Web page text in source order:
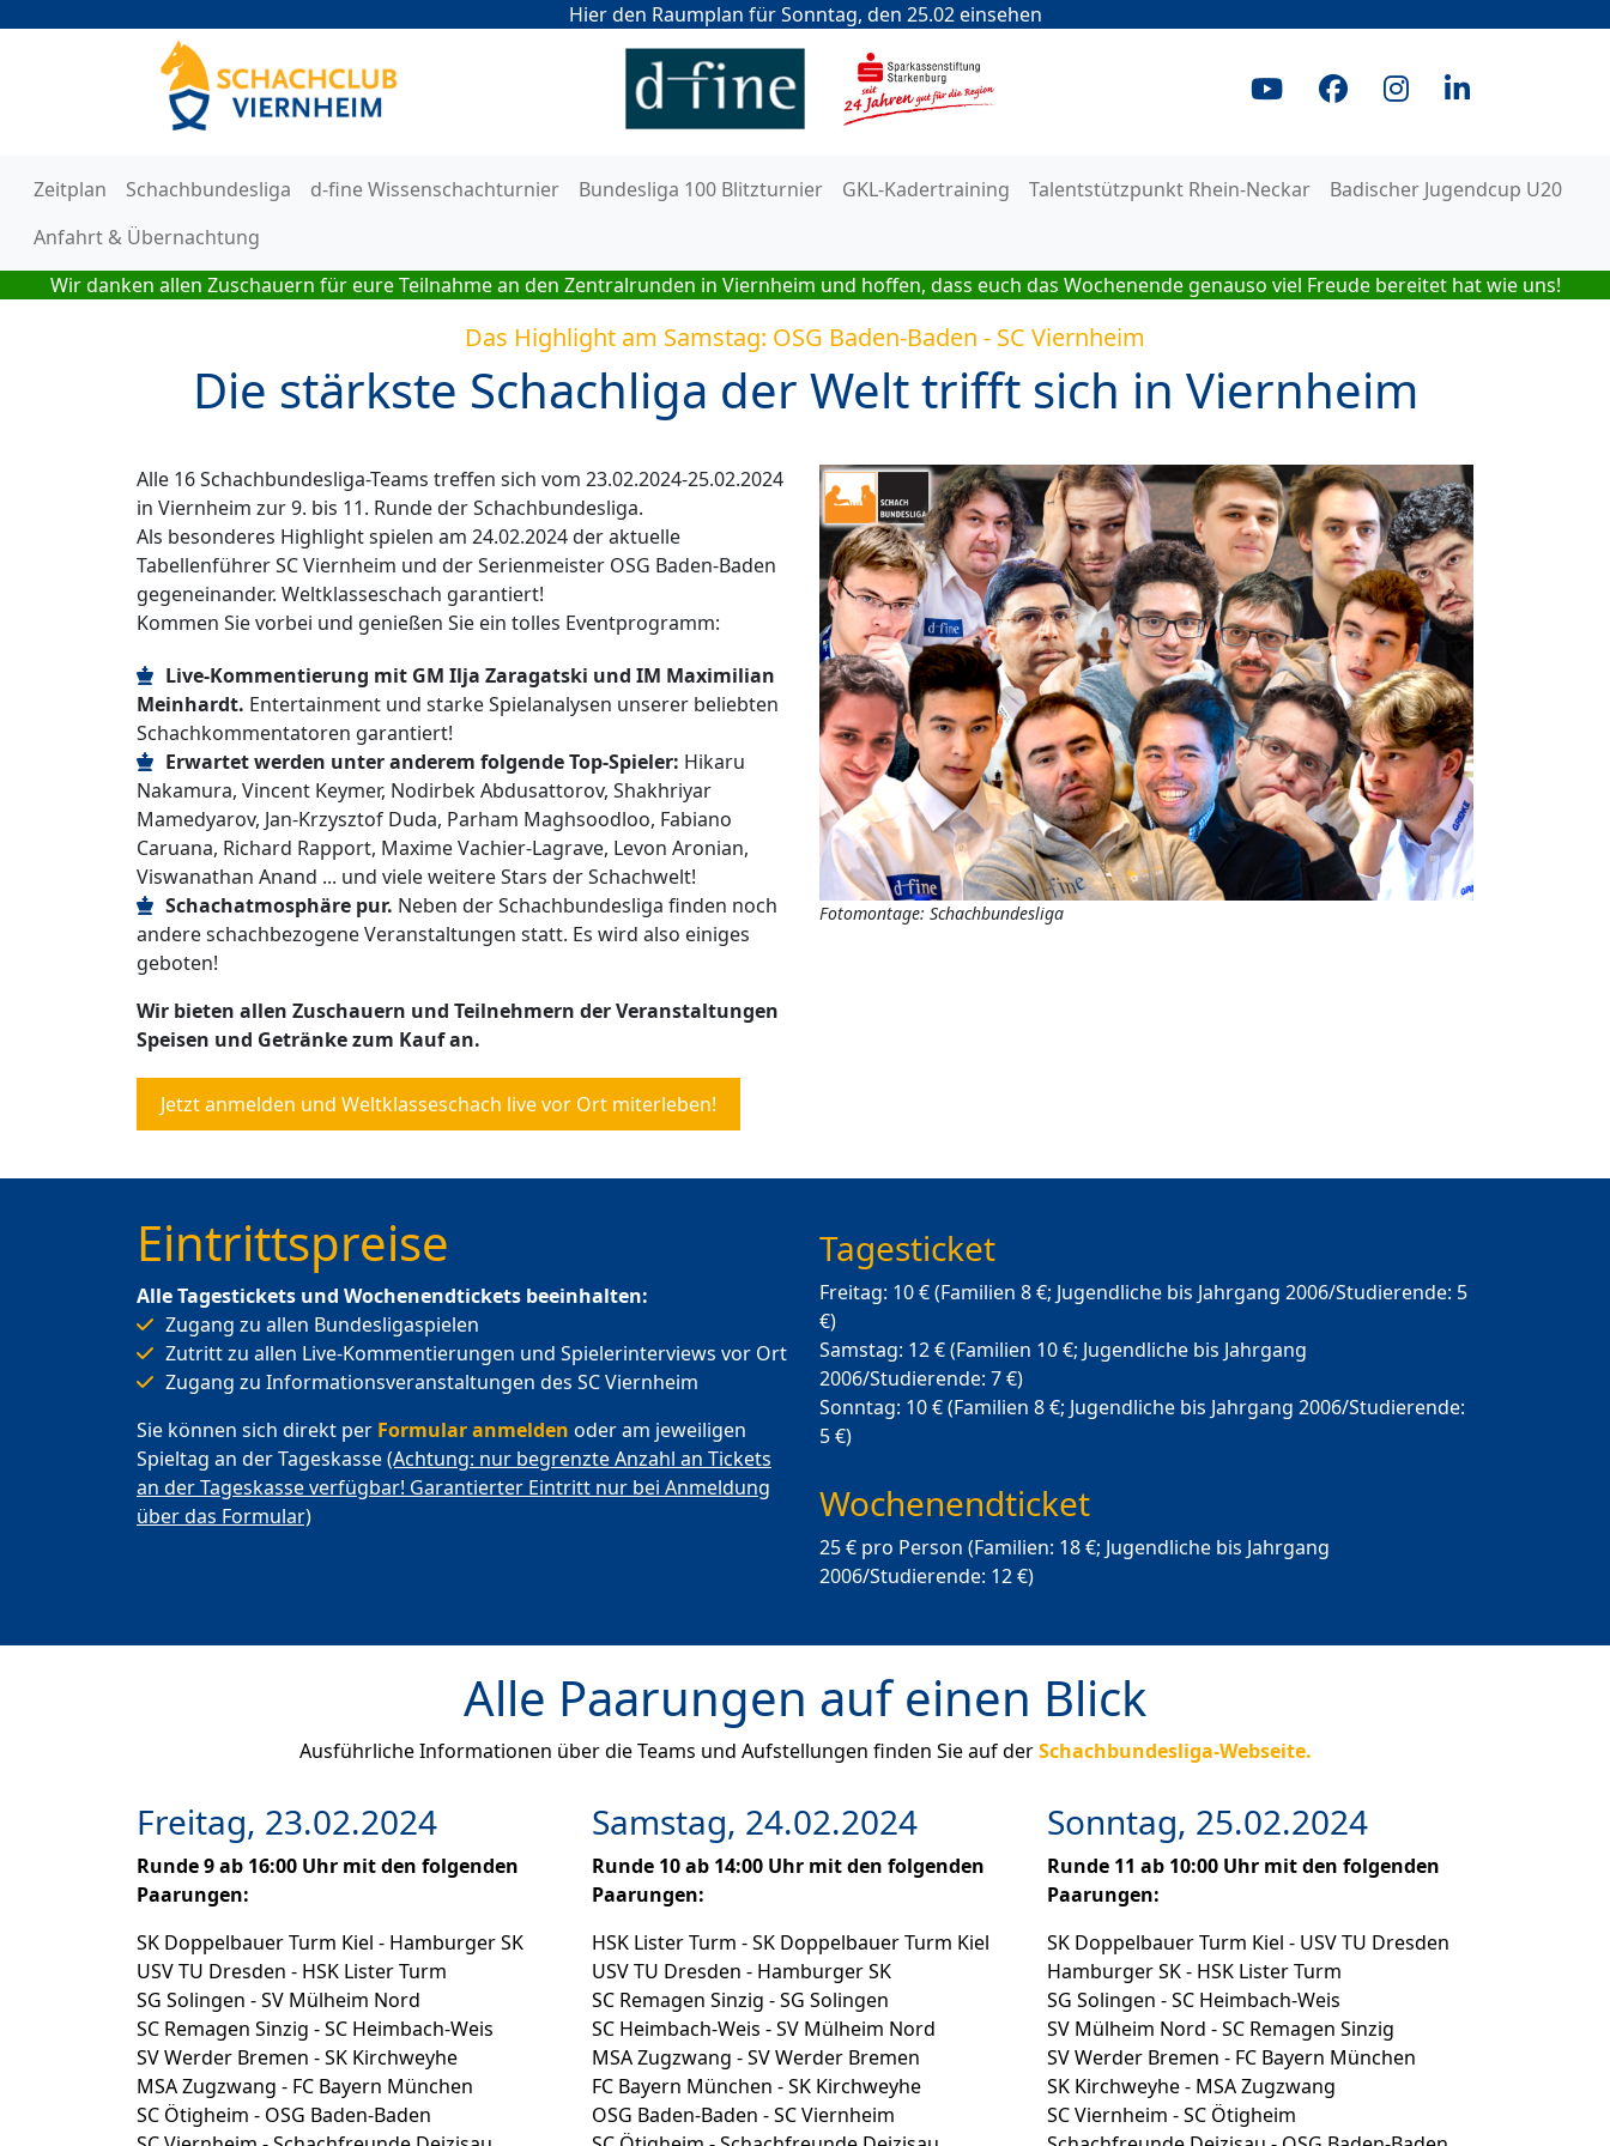
Hier den Raumplan für Sonntag, den 25.02 einsehen
Zeitplan Schachbundesliga d-fine Wissenschachturnier Bundesliga 100 Blitzturnier GKL-Kadertraining Talentstützpunkt Rhein-Neckar
Badischer Jugendcup U20
Anfahrt & Übernachtung
Wir danken allen Zuschauern für eure Teilnahme an den Zentralrunden in Viernheim und hoffen, dass euch das Wochenende genauso viel Freude bereitet hat wie uns!
Das Highlight am Samstag: OSG Baden-Baden - SC Viernheim
Die stärkste Schachliga der Welt trifft sich in Viernheim
Alle 16 Schachbundesliga-Teams treffen sich vom 23.02.2024-25.02.2024
in Viernheim zur 9. bis 11. Runde der Schachbundesliga.
Als besonderes Highlight spielen am 24.02.2024 der aktuelle
Tabellenführer SC Viernheim und der Serienmeister OSG Baden-Baden
gegeneinander. Weltklasseschach garantiert!
Kommen Sie vorbei und genießen Sie ein tolles Eventprogramm:
Live-Kommentierung mit GM Ilja Zaragatski und IM Maximilian
Meinhardt. Entertainment und starke Spielanalysen unserer beliebten
Schachkommentatoren garantiert!
Erwartet werden unter anderem folgende Top-Spieler: Hikaru
Nakamura, Vincent Keymer, Nodirbek Abdusattorov, Shakhriyar
Mamedyarov, Jan-Krzysztof Duda, Parham Maghsoodloo, Fabiano
Caruana, Richard Rapport, Maxime Vachier-Lagrave, Levon Aronian,
Viswanathan Anand ... und viele weitere Stars der Schachwelt!
Schachatmosphäre pur. Neben der Schachbundesliga finden noch
andere schachbezogene Veranstaltungen statt. Es wird also einiges
geboten!
Wir bieten allen Zuschauern und Teilnehmern der Veranstaltungen
Speisen und Getränke zum Kauf an.
Jetzt anmelden und Weltklasseschach live vor Ort miterleben!
Fotomontage: Schachbundesliga
Eintrittspreise
Alle Tagestickets und Wochenendtickets beeinhalten:
Zugang zu allen Bundesligaspielen
Zutritt zu allen Live-Kommentierungen und Spielerinterviews vor Ort
Zugang zu Informationsveranstaltungen des SC Viernheim
Sie können sich direkt per Formular anmelden oder am jeweiligen
Spieltag an der Tageskasse(Achtung: nur begrenzte Anzahl an Tickets
an der Tageskasse verfügbar! Garantierter Eintritt nur bei Anmeldung
über das Formular)
Tagesticket
Freitag: 10 € (Familien 8 €; Jugendliche bis Jahrgang 2006/Studierende: 5
€)
Samstag: 12 € (Familien 10 €; Jugendliche bis Jahrgang
2006/Studierende: 7 €)
Sonntag: 10 € (Familien 8 €; Jugendliche bis Jahrgang 2006/Studierende:
5 €)
Wochenendticket
25 € pro Person (Familien: 18 €; Jugendliche bis Jahrgang
2006/Studierende: 12 €)
Alle Paarungen auf einen Blick
Ausführliche Informationen über die Teams und Aufstellungen finden Sie auf derSchachbundesliga-Webseite.
Freitag, 23.02.2024
Runde 9 ab 16:00 Uhr mit den folgenden
Paarungen:
SK Doppelbauer Turm Kiel - Hamburger SK
USV TU Dresden - HSK Lister Turm
SG Solingen - SV Mülheim Nord
SC Remagen Sinzig - SC Heimbach-Weis
SV Werder Bremen - SK Kirchweyhe
MSA Zugzwang - FC Bayern München
SC Ötigheim - OSG Baden-Baden
Samstag, 24.02.2024
Runde 10 ab 14:00 Uhr mit den folgenden
Paarungen:
HSK Lister Turm - SK Doppelbauer Turm Kiel
USV TU Dresden - Hamburger SK
SC Remagen Sinzig - SG Solingen
SC Heimbach-Weis - SV Mülheim Nord
MSA Zugzwang - SV Werder Bremen
FC Bayern München - SK Kirchweyhe
OSG Baden-Baden - SC Viernheim
Sonntag, 25.02.2024
Runde 11 ab 10:00 Uhr mit den folgenden
Paarungen:
SK Doppelbauer Turm Kiel - USV TU Dresden
Hamburger SK - HSK Lister Turm
SG Solingen - SC Heimbach-Weis
SV Mülheim Nord - SC Remagen Sinzig
SV Werder Bremen - FC Bayern München
SK Kirchweyhe - MSA Zugzwang
SC Viernheim - SC Ötigheim